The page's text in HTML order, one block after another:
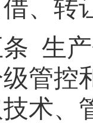
、转
生
管控
术、